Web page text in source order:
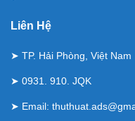
Liên Hệ
➤ TP. Hải Phòng, Việt Nam
➤ 0931. 910. JQK
➤ Email: